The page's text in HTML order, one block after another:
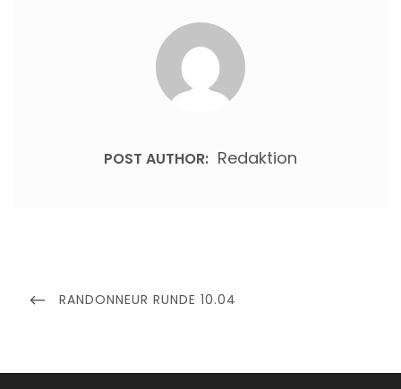
POST AUTHOR: Redaktion
PREVIOUS
RANDONNEUR RUNDE 10.04